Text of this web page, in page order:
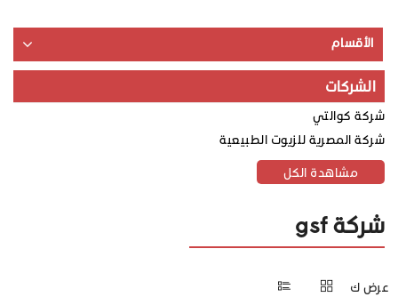
الأقسام
الشركات
شركة كوالتي
شركة المصرية للزيوت الطبيعية
مشاهدة الكل
شركة gsf
عرض ك